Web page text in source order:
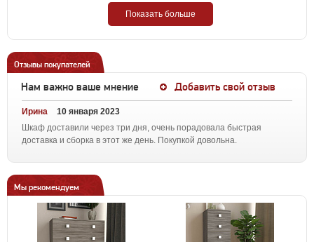
Показать больше
Отзывы покупателей
Нам важно ваше мнение Добавить свой отзыв
Ирина
10 января 2023
Шкаф доставили через три дня, очень порадовала быстрая
доставка и сборка в этот же день. Покупкой довольна.
Мы рекомендуем